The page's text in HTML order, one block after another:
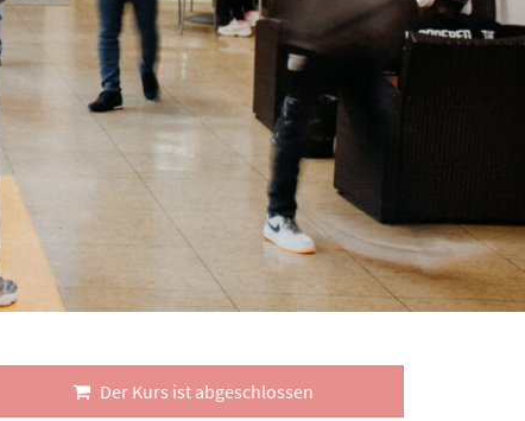
Der Kurs ist abgeschlossen